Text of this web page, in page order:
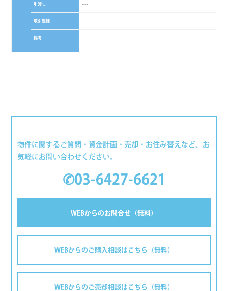
引渡し ----
取引態様 ----
備考 ----
物件に関するご質問・資金計画・売却・お住み替えなど、お
気軽にお問い合わせください。
✆03-6427-6621
WEBからのお問合せ（無料）
WEBからのご購入相談はこちら（無料）
WEBからのご売却相談はこちら（無料）